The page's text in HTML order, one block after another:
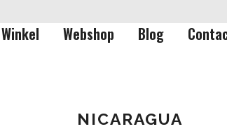
Winkel Webshop Blog
NICARAGUA